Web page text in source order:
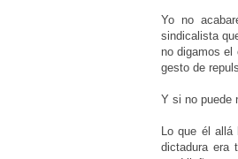
Yo no
sindicalista
no digamos el
gesto de
Y si no puede
Lo que él
dictadura era